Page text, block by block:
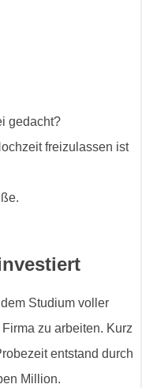
gedacht?
freizulassen ist
Studium voller
zu arbeiten. Kurz
entstand durch
Million.